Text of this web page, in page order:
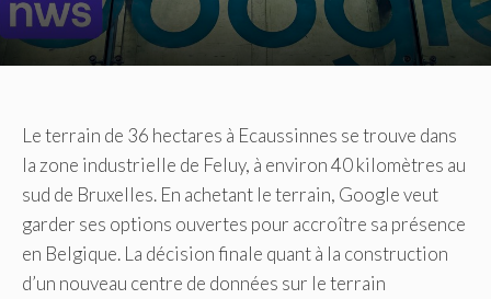
Le terrain de 36 hectares à Ecaussinnes se trouve dans
la zone industrielle de Feluy, à environ 40 kilomètres au
sud de Bruxelles. En achetant le terrain, Google veut
garder ses options ouvertes pour accroître sa présence
en Belgique. La décision finale quant à la construction
d’un nouveau centre de données sur le terrain